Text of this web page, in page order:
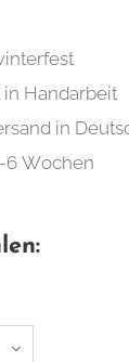
Handarbeit
in
6 Wochen